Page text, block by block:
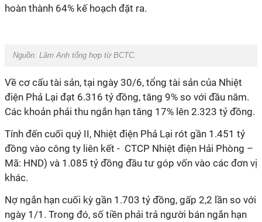
hoàn thành 64% kế hoạch đặt ra.
Nguồn: Lâm Anh tổng hợp từ BCTC.
Về cơ cấu tài sản, tại ngày 30/6, tổng tài sản của Nhiệt
điện Phả Lại đạt 6.316 tỷ đồng, tăng 9% so với đầu năm.
Các khoản phải thu ngắn hạn tăng 17% lên 2.323 tỷ đồng.
Tính đến cuối quý II, Nhiệt điện Phả Lại rót gần 1.451 tỷ
đồng vào công ty liên kết - CTCP Nhiệt điện Hải Phòng –
Mã: HND) và 1.085 tỷ đồng đầu tư góp vốn vào các đơn vị
khác.
Nợ ngắn hạn cuối kỳ gần 1.703 tỷ đồng, gấp 2,2 lần so với
ngày 1/1. Trong đó, số tiền phải trả người bán ngắn hạn